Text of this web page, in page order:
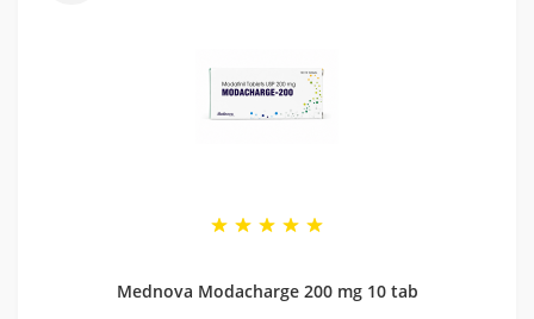
Mednova Modacharge 200 mg 10 tab